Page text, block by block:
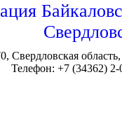
Свердловская
Телефон: +7 (34362) 2-